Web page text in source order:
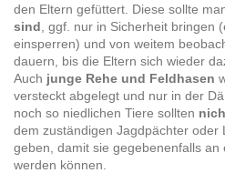
den Eltern gefüttert. Diese sollte
sind , ggf. nur in Sicherheit bringen
einsperren) und von weitem
dauern, bis die Eltern sich wieder
Auch junge Rehe und Feldhasen
versteckt abgelegt und nur in der
noch so niedlichen Tiere sollten
dem zuständigen Jagdpächter oder
geben, damit sie gegebenenfalls
werden können.